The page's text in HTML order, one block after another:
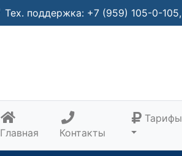
Тех. поддержка: +7 (959) 105-0-105,
Главная (current)Контакты
Тарифы